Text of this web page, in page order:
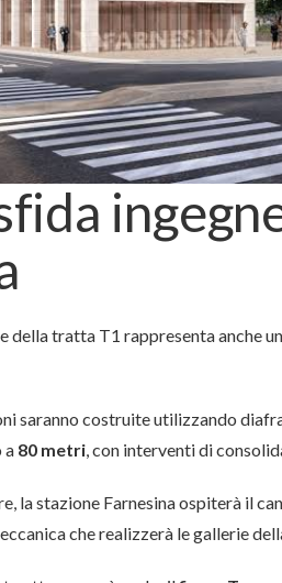
della tratta T1 rappresenta anche
saranno costruite utilizzando
a 80 metri, con interventi di
la stazione Farnesina ospiterà il
che realizzerà le gallerie